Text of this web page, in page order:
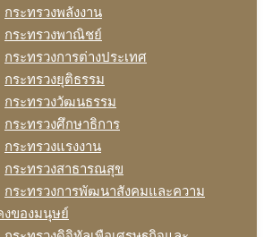
กระทรวงพลังงาน
กระทรวงพาณิชย์
กระทรวงการต่างประเทศ
กระทรวงยุติธรรม
กระทรวงวัฒนธรรม
กระทรวงศึกษาธิการ
กระทรวงแรงงาน
กระทรวงสาธารณสุข
กระทรวงการพัฒนาสังคมและความ
ของมนุษย์